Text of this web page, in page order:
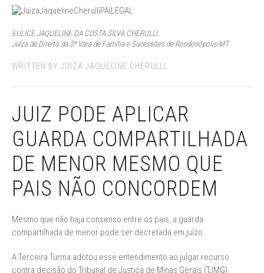
EULICE JAQUELINE DA COSTA SILVA CHERULLI.
Juíza de Direito da 2ª Vara de Família e Sucessões de Rondonópolis-MT
WRITTEN BY JUIZA JAQUELINE CHERULLI.
JUIZ PODE APLICAR
GUARDA COMPARTILHADA
DE MENOR MESMO QUE
PAIS NÃO CONCORDEM
Mesmo que não haja consenso entre os pais, a guarda
compartilhada de menor pode ser decretada em juízo.
A Terceira Turma adotou esse entendimento ao julgar recurso
contra decisão do Tribunal de Justiça de Minas Gerais (TJMG),